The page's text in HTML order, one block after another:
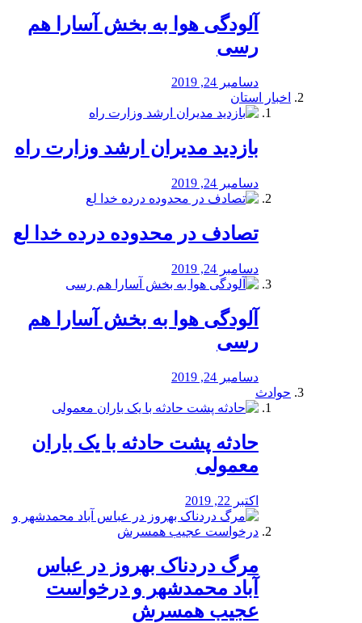
آلودگی هوا به بخش آسارا هم
رسی
دسامبر 24, 2019
اخبار استان
بازدید مدیران ارشد وزارت راه
دسامبر 24, 2019
تصادف در محدوده درده خدا لع
دسامبر 24, 2019
آلودگی هوا به بخش آسارا هم
رسی
دسامبر 24, 2019
حوادث
️حادثه پشت حادثه با یک باران
معمولی
اکتبر 22, 2019
مرگ دردناک بهروز در عباس
آباد محمدشهر و درخواست
عجیب همسرش